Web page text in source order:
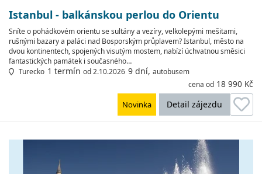
Istanbul - balkánskou perlou do Orientu
Sníte o pohádkovém orientu se sultány a vezíry, velkolepými mešitami,
rušnými bazary a paláci nad Bosporským průplavem? Istanbul, město na
dvou kontinentech, spojených visutým mostem, nabízí úchvatnou směsici
fantastických památek i současného…
Turecko 1 termín od 2.10.2026 9 dní, autobusem
cena od 18 990 Kč
Detail zájezdu
Novinka